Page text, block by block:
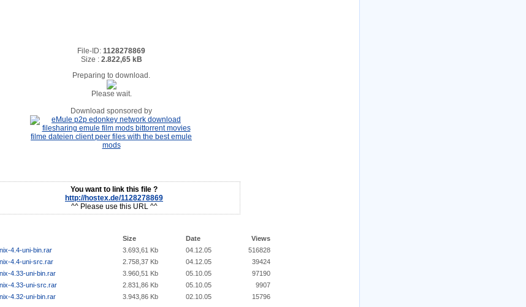
File-ID: 1128278869
Size : 2.822,65 kB
Preparing to download.
Please wait.
Download sponsored by
You want to link this file ?
http://hostex.de/1128278869
^^ Please use this URL ^^
Size Date
Views
4.4-uni-bin.rar
3.693,61 Kb 04.12.05
516828
4.4-uni-src.rar
2.758,37 Kb 04.12.05
39424
4.33-uni-bin.rar
3.960,51 Kb 05.10.05
97190
4.33-uni-src.rar
2.831,86 Kb 05.10.05
9907
4.32-uni-bin.rar
3.943,86 Kb 02.10.05 15796